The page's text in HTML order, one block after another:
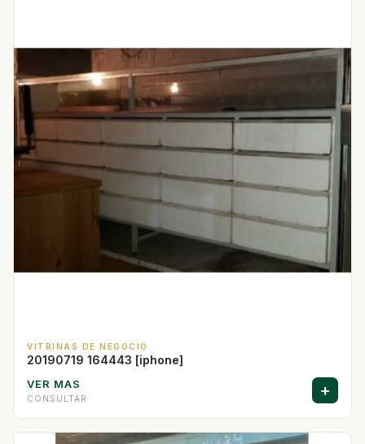
VITRINAS DE NEGOCIO
20190719 164443 [iphone]
VER MAS
CONSULTAR +